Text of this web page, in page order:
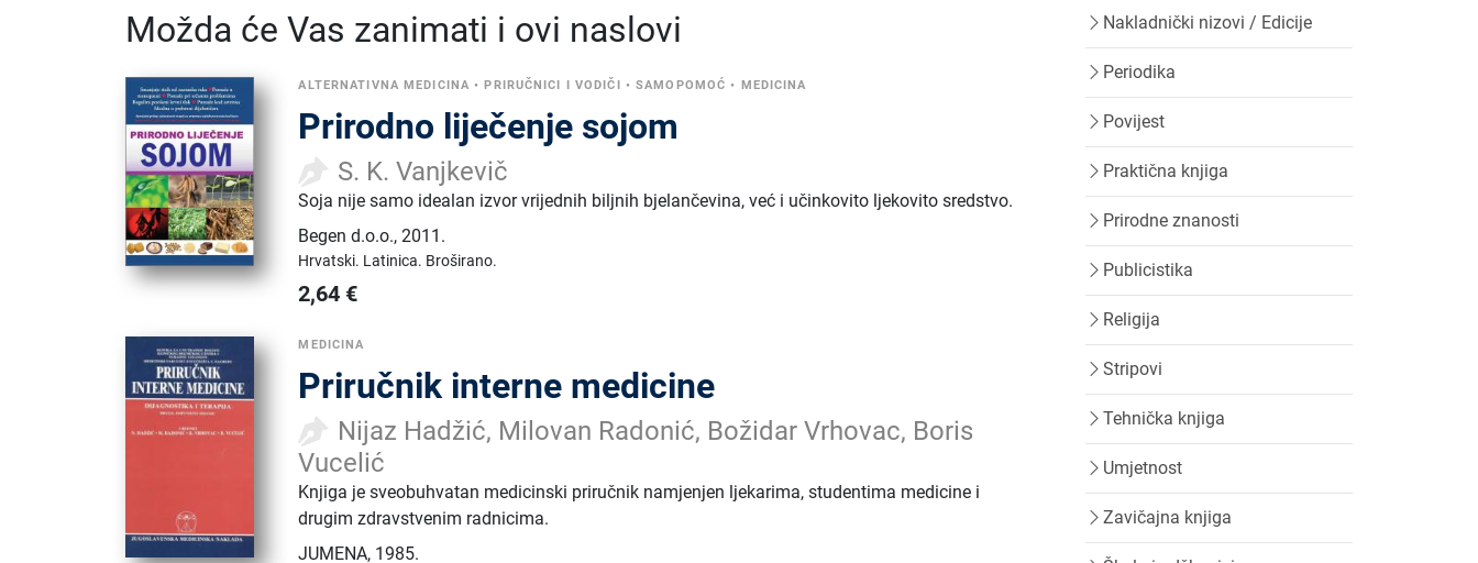
Možda će Vas zanimati i ovi naslovi
ALTERNATIVNA MEDICINA •PRIRUČNICI I VODIČI •SAMOPOMOĆ • MEDICINA
Prirodno liječenje sojom
S. K. Vanjkevič
Soja nije samo idealan izvor vrijednih biljnih bjelančevina, već i učinkovito ljekovito sredstvo.
Begen d.o.o.,2011.
Hrvatski. Latinica. Broširano.
2,64 €
MEDICINA
Priručnik interne medicine
Nijaz Hadžić, Milovan Radonić, Božidar Vrhovac, Boris
Vucelić
Knjiga je sveobuhvatan medicinski priručnik namjenjen ljekarima, studentima medicine i
drugim zdravstvenim radnicima.
JUMENA, 1985.
Nakladnički nizovi / Edicije
Periodika
Povijest
Praktična knjiga
Prirodne znanosti
Publicistika
Religija
Stripovi
Tehnička knjiga
Umjetnost
Zavičajna knjiga